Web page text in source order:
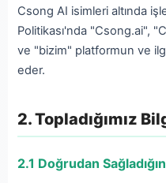
Csong AI isimleri altında
Politikası'nda "Csong.ai",
ve "bizim" platformun ve
eder.
2. Topladığımız
2.1 Doğrudan